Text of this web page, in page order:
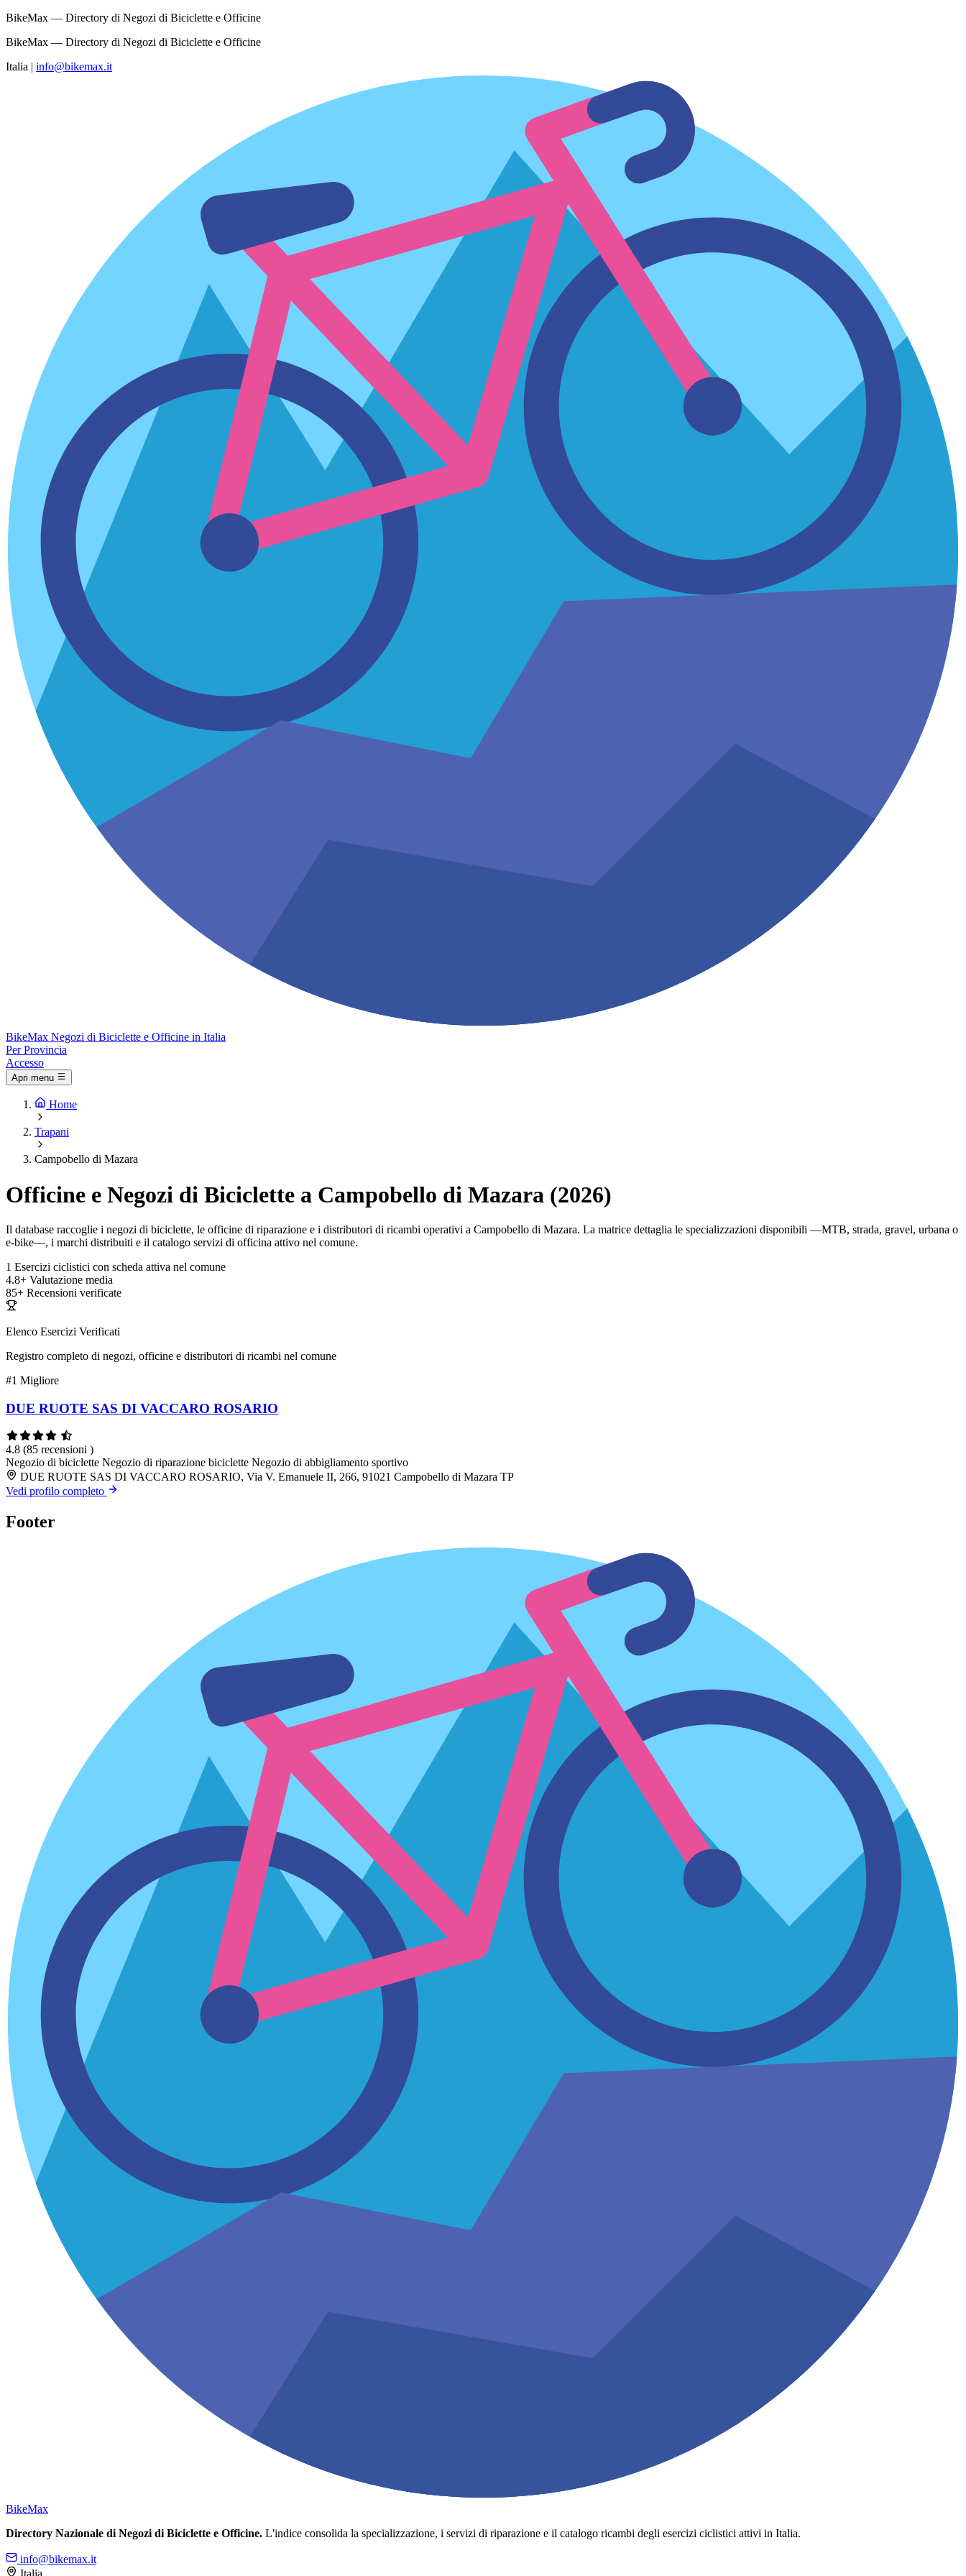
BikeMax — Directory di Negozi di Biciclette e Officine
BikeMax — Directory di Negozi di Biciclette e Officine
Italia | info@bikemax.it
BikeMax Negozi di Biciclette e Officine in Italia
Per Provincia
Accesso
Apri menu
Home
Trapani
Campobello di Mazara
Officine e Negozi di Biciclette a Campobello di Mazara (2026)
Il database raccoglie i negozi di biciclette, le officine di riparazione e i distributori di ricambi operativi a Campobello di Mazara. La matrice dettaglia le specializzazioni disponibili —MTB, strada, gravel, urbana o
e-bike—, i marchi distribuiti e il catalogo servizi di officina attivo nel comune.
1 Esercizi ciclistici con scheda attiva nel comune
4.8+ Valutazione media
85+ Recensioni verificate
Elenco Esercizi Verificati
Registro completo di negozi, officine e distributori di ricambi nel comune
#1 Migliore
DUE RUOTE SAS DI VACCARO ROSARIO
4.8 (85 recensioni )
Negozio di biciclette Negozio di riparazione biciclette Negozio di abbigliamento sportivo
DUE RUOTE SAS DI VACCARO ROSARIO, Via V. Emanuele II, 266, 91021 Campobello di Mazara TP
Vedi profilo completo
Footer
BikeMax
Directory Nazionale di Negozi di Biciclette e Officine. L'indice consolida la specializzazione, i servizi di riparazione e il catalogo ricambi degli esercizi ciclistici attivi in Italia.
info@bikemax.it